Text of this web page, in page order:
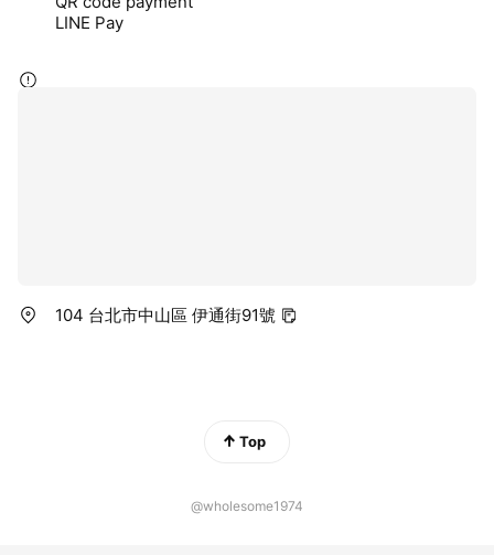
LINE Pay
104 台北市中山區 伊通街91號
Top
@wholesome1974